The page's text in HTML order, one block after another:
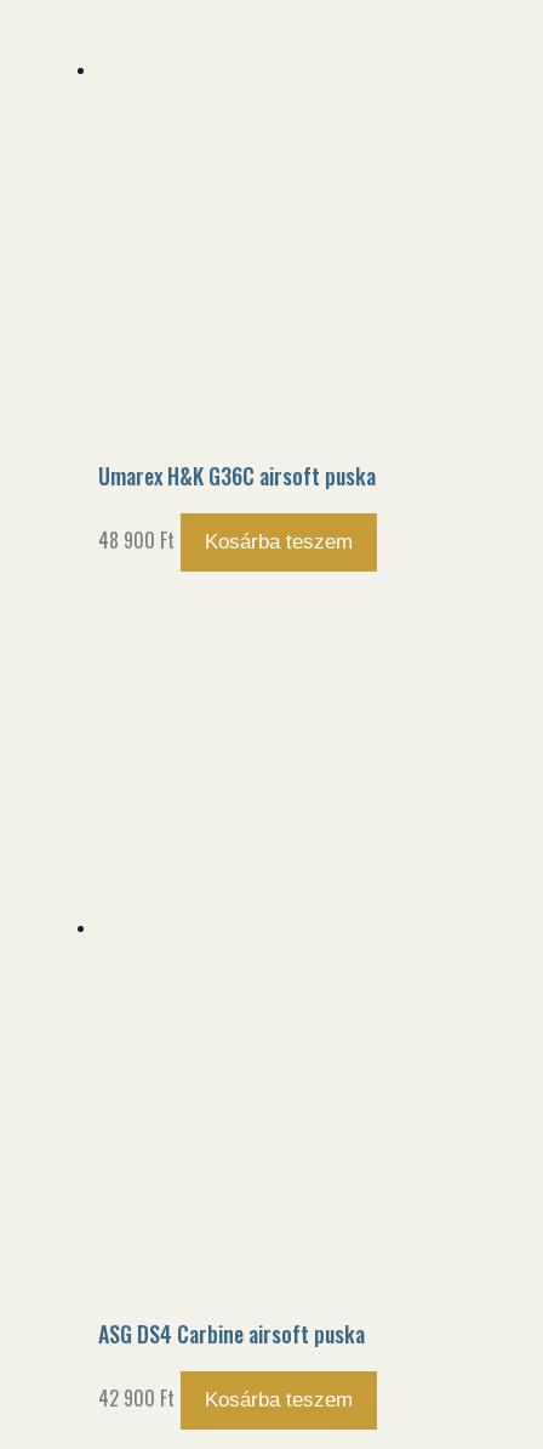
Umarex H&K G36C airsoft puska
48 900 Ft Kosárba teszem
ASG DS4 Carbine airsoft puska
42 900 Ft Kosárba teszem